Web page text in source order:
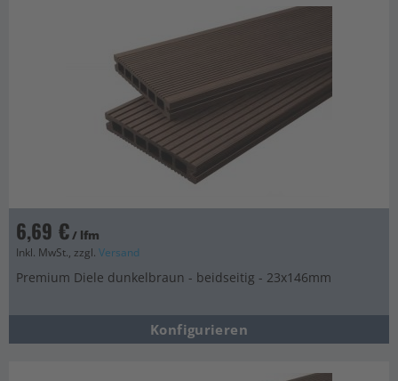
6,69 €/ lfm
Inkl. MwSt., zzgl. Versand
Premium Diele dunkelbraun - beidseitig - 23x146mm
Konfigurieren